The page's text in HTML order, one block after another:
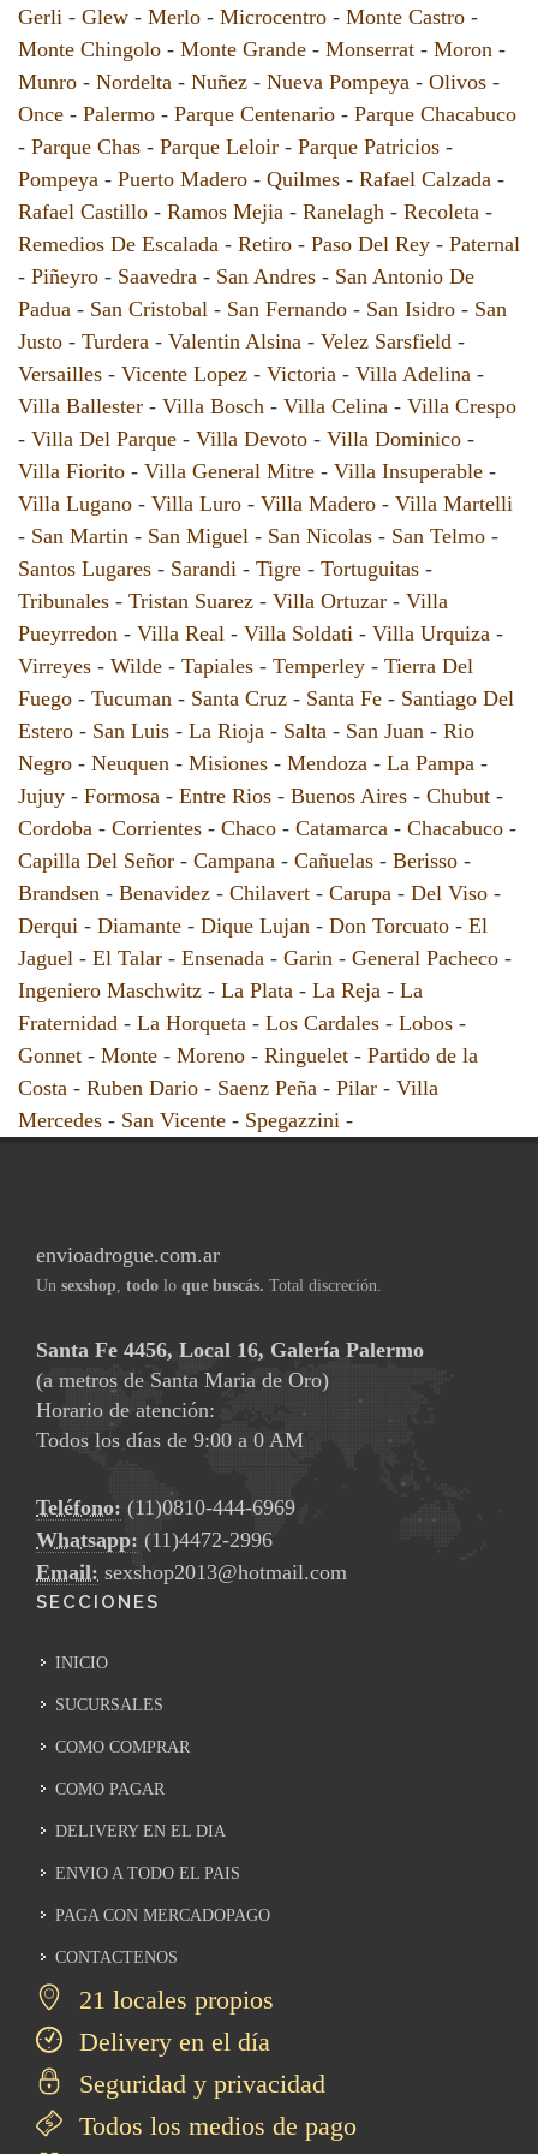
Gerli - Glew - Merlo - Microcentro - Monte Castro -
Monte Chingolo - Monte Grande - Monserrat - Moron -
Munro - Nordelta - Nuñez - Nueva Pompeya - Olivos -
Once - Palermo - Parque Centenario - Parque Chacabuco
- Parque Chas - Parque Leloir - Parque Patricios -
Pompeya - Puerto Madero - Quilmes - Rafael Calzada -
Rafael Castillo - Ramos Mejia - Ranelagh - Recoleta -
Remedios De Escalada - Retiro - Paso Del Rey - Paternal
- Piñeyro - Saavedra - San Andres - San Antonio De
Padua - San Cristobal - San Fernando - San Isidro - San
Justo - Turdera - Valentin Alsina - Velez Sarsfield -
Versailles - Vicente Lopez - Victoria - Villa Adelina -
Villa Ballester - Villa Bosch - Villa Celina - Villa Crespo
- Villa Del Parque - Villa Devoto - Villa Dominico -
Villa Fiorito - Villa General Mitre - Villa Insuperable -
Villa Lugano - Villa Luro - Villa Madero - Villa Martelli
- San Martin - San Miguel - San Nicolas - San Telmo -
Santos Lugares - Sarandi - Tigre - Tortuguitas -
Tribunales - Tristan Suarez - Villa Ortuzar - Villa
Pueyrredon - Villa Real - Villa Soldati - Villa Urquiza -
Virreyes - Wilde - Tapiales - Temperley - Tierra Del
Fuego - Tucuman - Santa Cruz - Santa Fe - Santiago Del
Estero - San Luis - La Rioja - Salta - San Juan - Rio
Negro - Neuquen - Misiones - Mendoza - La Pampa -
Jujuy - Formosa - Entre Rios - Buenos Aires - Chubut -
Cordoba - Corrientes - Chaco - Catamarca - Chacabuco -
Capilla Del Señor - Campana - Cañuelas - Berisso -
Brandsen - Benavidez - Chilavert - Carupa - Del Viso -
Derqui - Diamante - Dique Lujan - Don Torcuato - El
Jaguel - El Talar - Ensenada - Garin - General Pacheco -
Ingeniero Maschwitz - La Plata - La Reja - La
Fraternidad - La Horqueta - Los Cardales - Lobos -
Gonnet - Monte - Moreno - Ringuelet - Partido de la
Costa - Ruben Dario - Saenz Peña - Pilar - Villa
Mercedes - San Vicente - Spegazzini -
envioadrogue.com.ar
Un sexshop, todo lo que buscás. Total discreción.
Santa Fe 4456, Local 16, Galería Palermo
(a metros de Santa Maria de Oro)
Horario de atención:
Todos los días de 9:00 a 0 AM
Teléfono: (11)0810-444-6969
Whatsapp: (11)4472-2996
Email: sexshop2013@hotmail.com
SECCIONES
INICIO
SUCURSALES
COMO COMPRAR
COMO PAGAR
DELIVERY EN EL DIA
ENVIO A TODO EL PAIS
PAGA CON MERCADOPAGO
CONTACTENOS
21 locales propios
Delivery en el día
Seguridad y privacidad
Todos los medios de pago